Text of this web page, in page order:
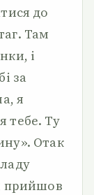
до
Там
і
за
я
тебе. Ту
Отак
прийшов